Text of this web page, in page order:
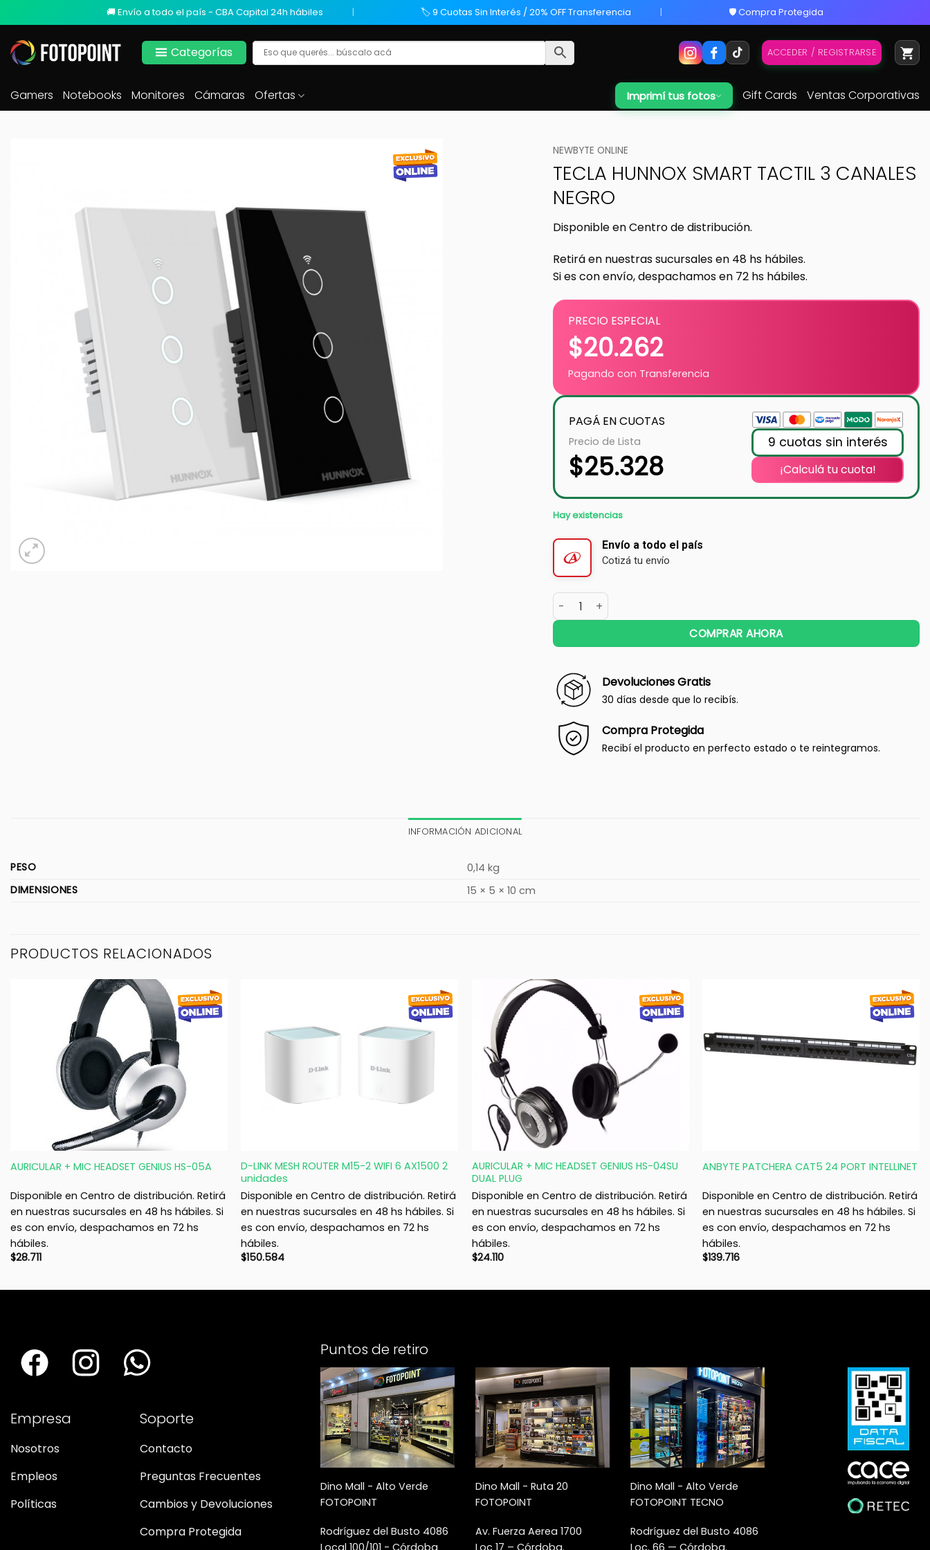
🚚 Envío a todo el país - CBA Capital 24h hábiles 🏷️ 9 Cuotas Sin Interés / 20% OFF Transferencia 🛡️ Compra Protegida
Categorías ACCEDER / REGISTRARSE
Gamers Notebooks Monitores Cámaras Ofertas Imprimí tus fotos Gift Cards Ventas Corporativas
NEWBYTE ONLINE
TECLA HUNNOX SMART TACTIL 3 CANALES
NEGRO
Disponible en Centro de distribución.
Retirá en nuestras sucursales en 48 hs hábiles.
Si es con envío, despachamos en 72 hs hábiles.
PRECIO ESPECIAL
$20.262
Pagando con Transferencia
PAGÁ EN CUOTAS
Precio de Lista
$25.328
9 cuotas sin interés
¡Calculá tu cuota!
Hay existencias
Envío a todo el país
Cotizá tu envío
COMPRAR AHORA
Devoluciones Gratis
30 días desde que lo recibís.
Compra Protegida
Recibí el producto en perfecto estado o te reintegramos.
INFORMACIÓN ADICIONAL
PESO
0,14 kg
DIMENSIONES
15 × 5 × 10 cm
PRODUCTOS RELACIONADOS
AURICULAR + MIC HEADSET GENIUS HS-05A
Disponible en Centro de distribución. Retirá
en nuestras sucursales en 48 hs hábiles. Si
es con envío, despachamos en 72 hs
hábiles.
$28.711
D-LINK MESH ROUTER M15-2 WIFI 6 AX1500 2
unidades
Disponible en Centro de distribución. Retirá
en nuestras sucursales en 48 hs hábiles. Si
es con envío, despachamos en 72 hs
hábiles.
$150.584
AURICULAR + MIC HEADSET GENIUS HS-04SU
DUAL PLUG
Disponible en Centro de distribución. Retirá
en nuestras sucursales en 48 hs hábiles. Si
es con envío, despachamos en 72 hs
hábiles.
$24.110
ANBYTE PATCHERA CAT5 24 PORT INTELLINET
Disponible en Centro de distribución. Retirá
en nuestras sucursales en 48 hs hábiles. Si
es con envío, despachamos en 72 hs
hábiles.
$139.716
Empresa
Nosotros
Empleos
Políticas
Soporte
Contacto
Preguntas Frecuentes
Cambios y Devoluciones
Compra Protegida
Puntos de retiro
Dino Mall - Alto Verde
FOTOPOINT
Rodríguez del Busto 4086
Dino Mall - Ruta 20
FOTOPOINT
Av. Fuerza Aerea 1700
Dino Mall - Alto Verde
FOTOPOINT TECNO
Rodríguez del Busto 4086